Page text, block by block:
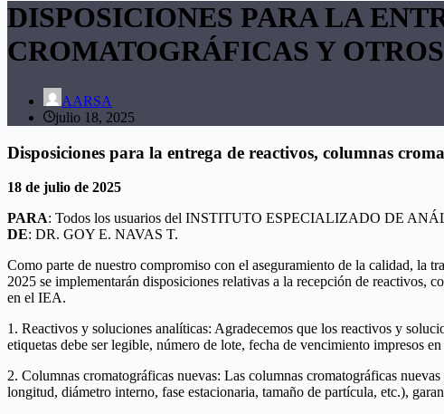
DISPOSICIONES PARA LA
CROMATOGRÁFICAS Y
AARSA
julio 18, 2025
Disposiciones para la entrega de reactivos, columnas
18 de julio de 2025
PARA: Todos los usuarios del INSTITUTO ESPECIALIZADO DE
DE: DR. GOY E. NAVAS T.
Como parte de nuestro compromiso con el aseguramiento de la calidad, la
2025 se implementarán disposiciones relativas a la recepción de reactivos,
en el IEA.
1. Reactivos y soluciones analíticas: Agradecemos que los reactivos y
etiquetas debe ser legible, número de lote, fecha de vencimiento impresos
2. Columnas cromatográficas nuevas: Las columnas cromatográficas
longitud, diámetro interno, fase estacionaria, tamaño de partícula, etc.),